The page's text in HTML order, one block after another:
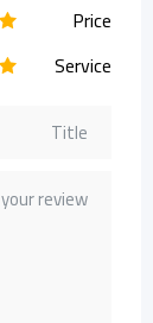
Price
Service